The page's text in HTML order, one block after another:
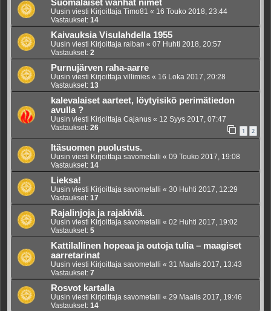
Suomalaiset wanhat nimet
Uusin viesti Kirjoittaja Timo81 « 16 Touko 2018, 23:44
Vastaukset: 14
Kaivauksia Visulahdella 1955
Uusin viesti Kirjoittaja raiban « 07 Huhti 2018, 20:57
Vastaukset: 2
Purnujärven raha-aarre
Uusin viesti Kirjoittaja villimies « 16 Loka 2017, 20:28
Vastaukset: 13
kalevalaiset aarteet, löytyisikö perimätiedon
avulla ?
Uusin viesti Kirjoittaja Cajanus « 12 Syys 2017, 07:47
Vastaukset: 26 1 2
Itäsuomen puolustus.
Uusin viesti Kirjoittaja savometalli « 09 Touko 2017, 19:08
Vastaukset: 14
Lieksa!
Uusin viesti Kirjoittaja savometalli « 30 Huhti 2017, 12:29
Vastaukset: 17
Rajalinjoja ja rajakiviä.
Uusin viesti Kirjoittaja savometalli « 02 Huhti 2017, 19:02
Vastaukset: 5
Kattilallinen hopeaa ja outoja tulia – maagiset
aarretarinat
Uusin viesti Kirjoittaja savometalli « 31 Maalis 2017, 13:43
Vastaukset: 7
Rosvot kartalla
Uusin viesti Kirjoittaja savometalli « 29 Maalis 2017, 19:46
Vastaukset: 14